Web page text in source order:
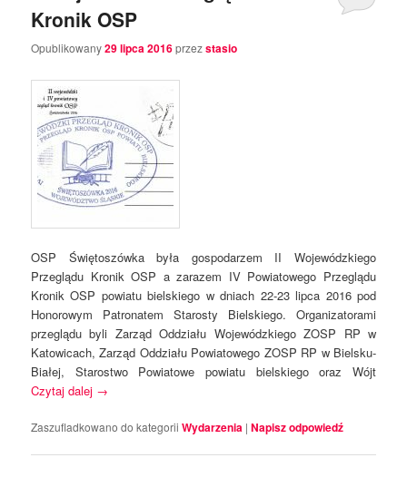
Kronik OSP
Opublikowany29 lipca 2016przezstasio
OSP Świętoszówka była gospodarzem II Wojewódzkiego
Przeglądu Kronik OSP a zarazem IV Powiatowego Przeglądu
Kronik OSP powiatu bielskiego w dniach 22-23 lipca 2016 pod
Honorowym Patronatem Starosty Bielskiego. Organizatorami
przeglądu byli Zarząd Oddziału Wojewódzkiego ZOSP RP w
Katowicach, Zarząd Oddziału Powiatowego ZOSP RP w Bielsku-
Białej, Starostwo Powiatowe powiatu bielskiego oraz Wójt
Czytaj dalej →
Zaszufladkowano do kategorii Wydarzenia | Napisz odpowiedź